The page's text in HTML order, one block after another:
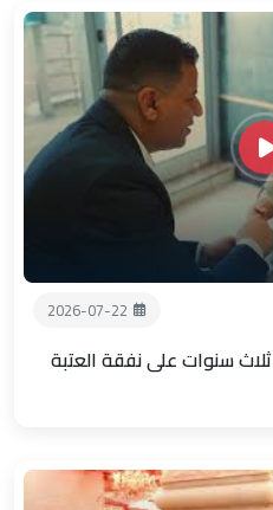
2026-07-22
سنوات على نفقة العتبة